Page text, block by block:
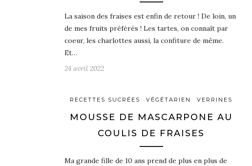
La saison des fraises est enfin de retour ! De loin, un
de mes fruits préférés ! Les tartes, on connaît par
coeur, les charlottes aussi, la confiture de même.
Et…
24 avril 2022
RECETTES SUCRÉES VÉGÉTARIEN VERRINES
MOUSSE DE MASCARPONE AU
COULIS DE FRAISES
Ma grande fille de 10 ans prend de plus en plus de